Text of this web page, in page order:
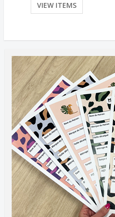
VIEW ITEMS